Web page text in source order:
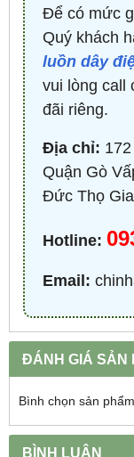
Để có mức
Quý khách
luồn dây
vui lòng call
đãi riêng.
Địa chỉ:
Quận Gò
Đức Thọ
Hotline:
Email:
ĐÁNH GIÁ SẢN
Bình chọn sản
BÌNH LUẬN